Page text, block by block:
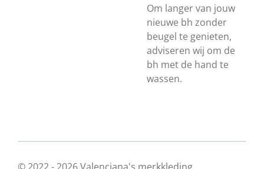
Om langer van jouw
nieuwe bh zonder
beugel te genieten,
adviseren wij om de
bh met de hand te
wassen.